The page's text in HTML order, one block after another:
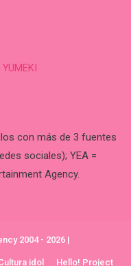
YUMEKI
con más de 3 fuentes
sociales); YEA =
Agency.
2004 - 2026 |
idol Hello! Project